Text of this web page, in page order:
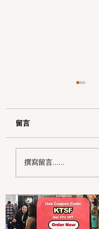
加州野区露营必
留言
撰寫留言......